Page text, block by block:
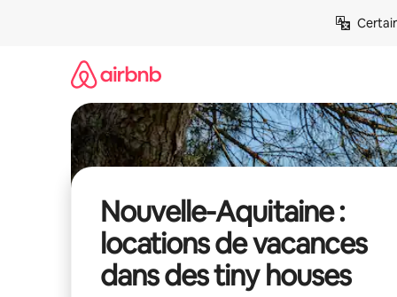
Nouvelle-Aquitaine :
locations de vacances
dans des tiny houses